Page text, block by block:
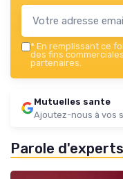
* En remplissant ce
des fins
partenaires.
Mutuelles sante
Ajoutez-nous à vos
Parole d'experts